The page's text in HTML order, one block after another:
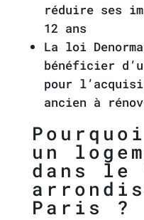
réduire ses
12 ans
La loi
bénéficier
pour
ancien à
un
dans le
Paris ?